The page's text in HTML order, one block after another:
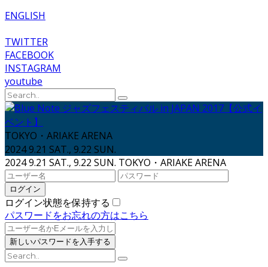
ENGLISH
TWITTER
FACEBOOK
INSTAGRAM
youtube
TOKYO・ARIAKE ARENA
2024 9.21 SAT., 9.22 SUN.
2024 9.21 SAT., 9.22 SUN. TOKYO・ARIAKE ARENA
ログイン状態を保持する
パスワードをお忘れの方はこちら